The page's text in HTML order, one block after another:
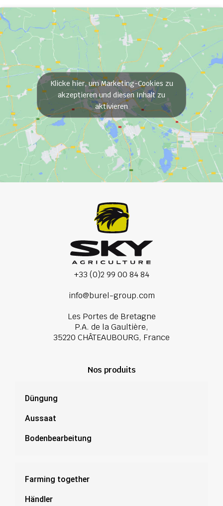
Klicke hier, um Marketing-Cookies zu
akzeptieren und diesen Inhalt zu
aktivieren
+33 (0)2 99 00 84 84
info@burel-group.com
Les Portes de Bretagne
P.A. de la Gaultière,
35220 CHÂTEAUBOURG, France
Nos produits
Düngung
Aussaat
Bodenbearbeitung
Farming together
Händler